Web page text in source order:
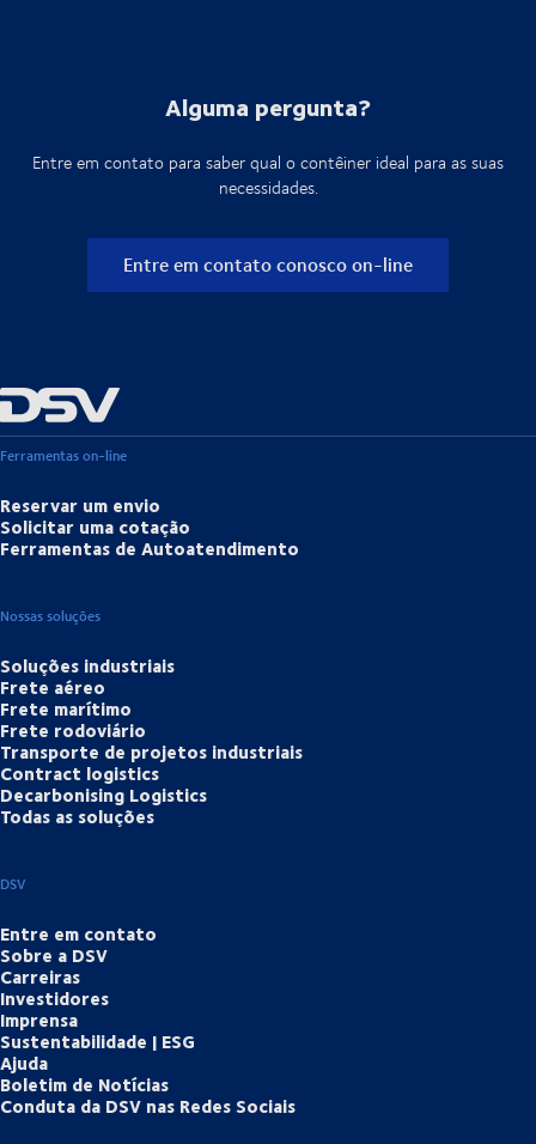
Alguma pergunta?
Entre em contato para saber qual o contêiner ideal para as suas
necessidades.
Entre em contato conosco on-line
Ferramentas on-line
Reservar um envio
Solicitar uma cotação
Ferramentas de Autoatendimento
Nossas soluções
Soluções industriais
Frete aéreo
Frete marítimo
Frete rodoviário
Transporte de projetos industriais
Contract logistics
Decarbonising Logistics
Todas as soluções
DSV
Entre em contato
Sobre a DSV
Carreiras
Investidores
Imprensa
Sustentabilidade | ESG
Ajuda
Boletim de Notícias
Conduta da DSV nas Redes Sociais